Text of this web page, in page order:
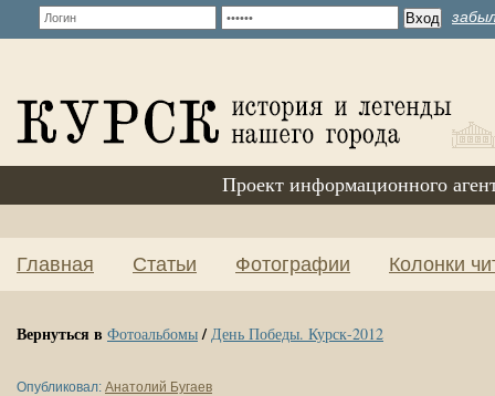
Проект информационного
Главная Статьи Фотографии Колонки
Вернуться в Фотоальбомы/ День Победы. Курск-2012
Опубликовал: Анатолий Бугаев